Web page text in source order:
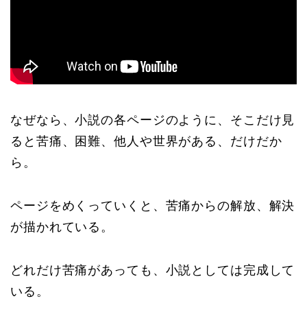
なぜなら、小説の各ページのように、そこだけ見
ると苦痛、困難、他人や世界がある、だけだか
ら。
ページをめくっていくと、苦痛からの解放、解決
が描かれている。
どれだけ苦痛があっても、小説としては完成して
いる。